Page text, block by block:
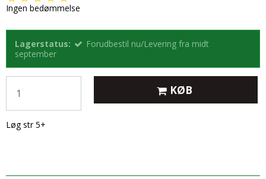
Ingen bedømmelse
Lagerstatus:
Forudbestil nu/Levering fra midt
september
KØB
Løg str 5+